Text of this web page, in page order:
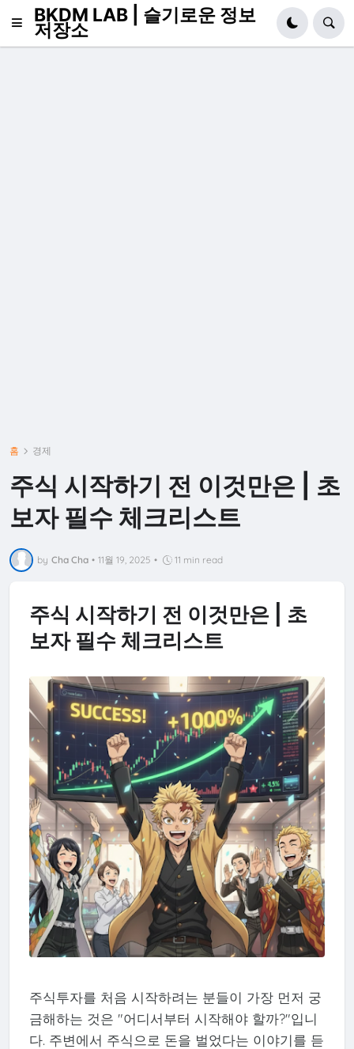
BKDM LAB | 슬기로운 정보
저장소
홈 경제
주식 시작하기 전 이것만은 | 초
보자 필수 체크리스트
by Cha Cha • 11월 19, 2025 • 11 min read
주식 시작하기 전 이것만은 | 초
보자 필수 체크리스트
주식투자를 처음 시작하려는 분들이 가장 먼저 궁
금해하는 것은 "어디서부터 시작해야 할까?"입니
다. 주변에서 주식으로 돈을 벌었다는 이야기를 듣